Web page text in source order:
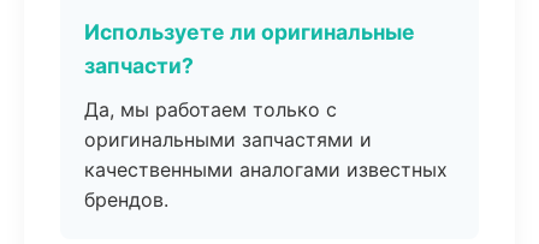
Используете ли оригинальные
запчасти?
Да, мы работаем только с
оригинальными запчастями и
качественными аналогами известных
брендов.